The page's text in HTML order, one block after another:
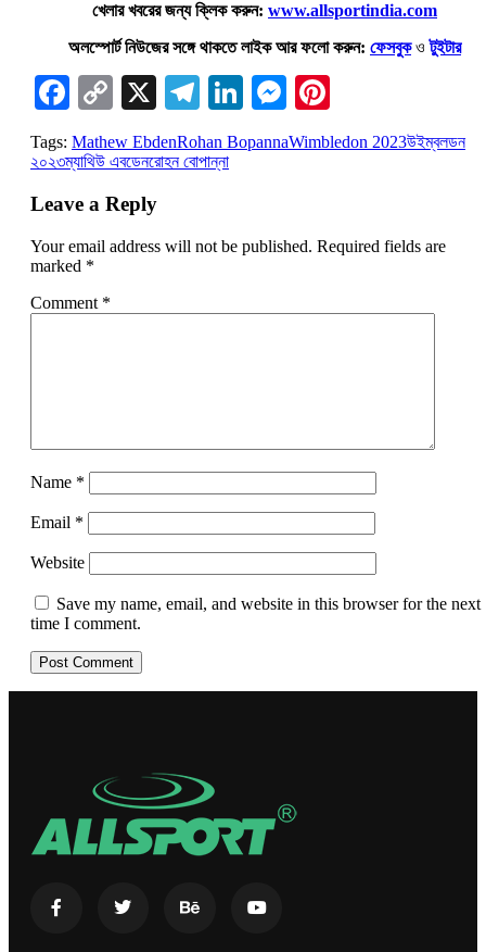
খেলার খবরের জন্য ক্লিক করুন: www.allsportindia.com
অলস্পোর্ট নিউজের সঙ্গে থাকতে লাইক আর ফলো করুন: ফেসবুকওটুইটার
Facebook
Copy
Link
X Telegram
LinkedIn
Messenger
Tags: Mathew EbdenRohan BopannaWimbledon 2023উইম্বলডন
২০২৩ম্যাথিউ এবডেনরোহন বোপান্না
Leave a Reply
Your email address will not be published. Required fields are
marked *
Comment *
Name *
Email *
Website
Save my name, email, and website in this browser for the next
time I comment.